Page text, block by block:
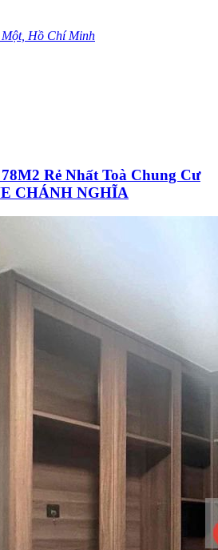
Hồ Chí Minh
Rẻ Nhất Toà Chung Cư
CHÁNH NGHĨA